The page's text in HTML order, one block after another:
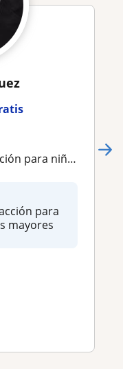
y adultos mayores
para
mayores